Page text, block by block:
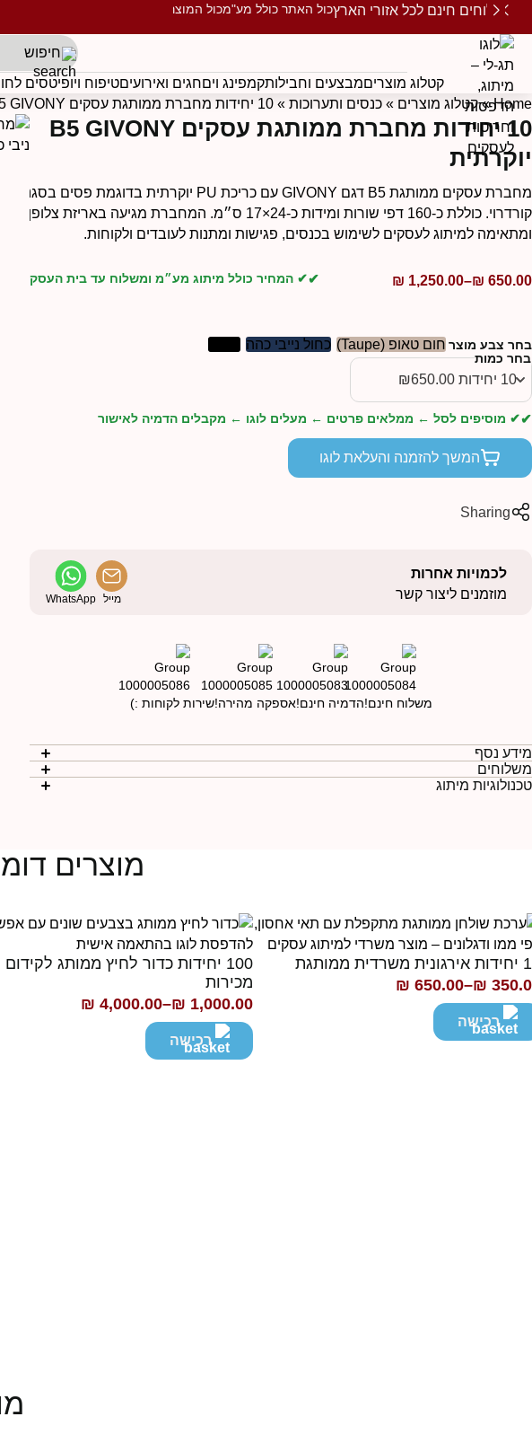
משלוחים חינם לכל אזורי הארץכול האתר כולל מע"מכול המוצרים ממותגים לפי בקשת הלקוח
קטלוג מוצריםמבצעים וחבילותקמפינג ויםחגים ואירועיםטיפוח ויופיטסים
Home
»קטלוג מוצרים » כנסים ותערוכות » 10 יחידות מחברת ממותגת עסקים B5 GIVONY יוקרתית
10 יחידות מחברת ממותגת עסקים B5 GIVONY
יוקרתית
₪ 650.00
–
₪ 1,250.00 ✔ המחיר כולל מיתוג מע״מ ומשלוח עד בית העסק
מחברת עסקים ממותגת B5 דגם GIVONY עם כריכת PU יוקרתית בדוגמת פסים בסגנון
קורדרוי. כוללת כ-160 דפי שורות ומידות כ-24×17 ס״מ. המחברת מגיעה באריזת צלופן
ומתאימה למיתוג לעסקים לשימוש בכנסים, פגישות ומתנות לעובדים ולקוחות.
בחר צבע מוצר חום טאופ (Taupe) כחול נייבי כהה
בחר כמות
✔ מוסיפים לסל ← ממלאים פרטים ← מעלים לוגו ← מקבלים הדמיה לאישור
המשך להזמנה והעלאת לוגו
Sharing
לכמויות אחרות
מוזמנים ליצור קשר
מייל WhatsApp
משלוח חינם!הדמיה חינם!אספקה מהירה!שירות לקוחות :)
מידע נסף
משלוחים
טכנולוגיות מיתוג
מוצרים
ממותגת
₪
–
₪ 650.00
רכישה
100 יחידות כדור לחיץ ממותג לקידום
מכירות
₪ 1,000.00
–
₪ 4,000.00
טווח
מחירים:רכישה